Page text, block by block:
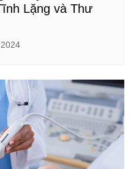
Lặng và Thư